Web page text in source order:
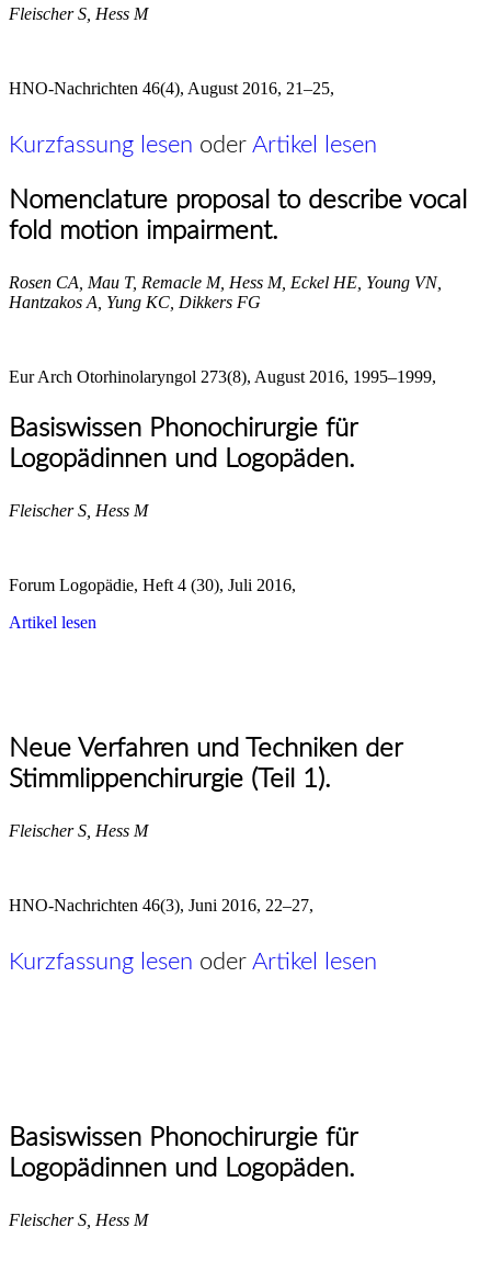
Fleischer S, Hess M
HNO-Nachrichten 46(4), August 2016, 21–25,
Kurzfassung lesen oder Artikel lesen
Nomenclature proposal to describe vocal
fold motion impairment.
Rosen CA, Mau T, Remacle M, Hess M, Eckel HE, Young VN,
Hantzakos A, Yung KC, Dikkers FG
Eur Arch Otorhinolaryngol 273(8), August 2016, 1995–1999,
Basiswissen Phonochirurgie für
Logopädinnen und Logopäden.
Fleischer S, Hess M
Forum Logopädie, Heft 4 (30), Juli 2016,
Artikel lesen
Neue Verfahren und Techniken der
Stimmlippenchirurgie (Teil 1).
Fleischer S, Hess M
HNO-Nachrichten 46(3), Juni 2016, 22–27,
Kurzfassung lesen oder Artikel lesen
Basiswissen Phonochirurgie für
Logopädinnen und Logopäden.
Fleischer S, Hess M